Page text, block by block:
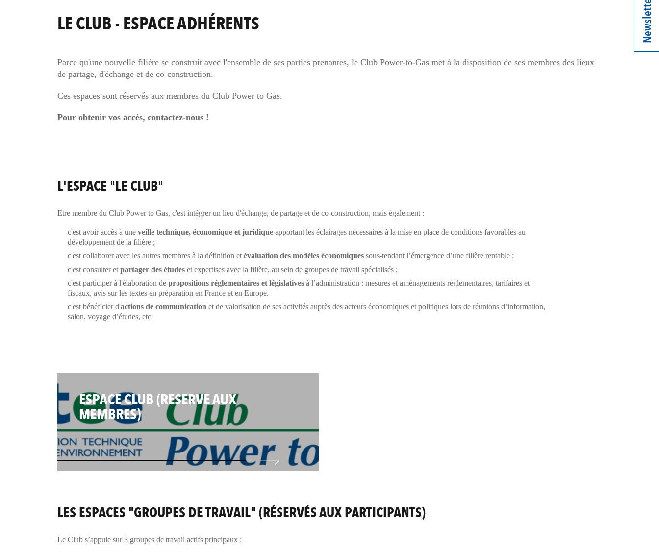
LE CLUB - ESPACE ADHÉRENTS
Parce qu'une nouvelle filière se construit avec l'ensemble de ses parties prenantes, le Club Power-to-Gas met à la disposition de ses membres des lieux
de partage, d'échange et de co-construction.
Ces espaces sont réservés aux membres du Club Power to Gas.
Pour obtenir vos accès, contactez-nous !
L'ESPACE "LE CLUB"
Etre membre du Club Power to Gas, c'est intégrer un lieu d'échange, de partage et de co-construction, mais également :
c'est avoir accès à une veille technique, économique et juridique apportant les éclairages nécessaires à la mise en place de conditions favorables au
développement de la filière ;
c'est collaborer avec les autres membres à la définition et évaluation des modèles économiques sous-tendant l’émergence d’une filière rentable ;
c'est consulter et partager des études et expertises avec la filière, au sein de groupes de travail spécialisés ;
c'est participer à l'élaboration de propositions réglementaires et législatives à l’administration : mesures et aménagements réglementaires, tarifaires et
fiscaux, avis sur les textes en préparation en France et en Europe.
c'est bénéficier d'actions de communication et de valorisation de ses activités auprès des acteurs économiques et politiques lors de réunions d’information,
salon, voyage d’études, etc.
ESPACE CLUB (RESERVE AUX
MEMBRES)
LES ESPACES "GROUPES DE TRAVAIL" (RÉSERVÉS AUX PARTICIPANTS)
Le Club s’appuie sur 3 groupes de travail actifs principaux :
Newsletter